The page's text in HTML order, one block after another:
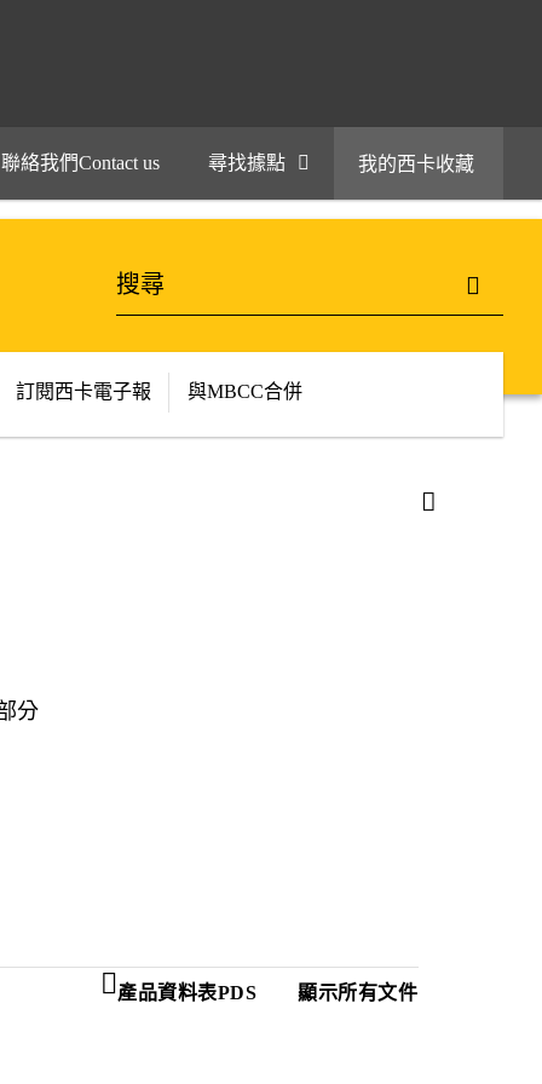
聯絡我們Contact us 尋找據點 我的西卡收藏
訂閱西卡電子報 與MBCC合併
分
產品資料表PDS 顯示所有文件